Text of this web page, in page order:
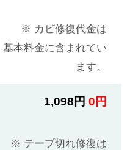
※ カビ修復代金は
基本料金に含まれてい
ます。
1,098円 0円
※ テープ切れ修復は